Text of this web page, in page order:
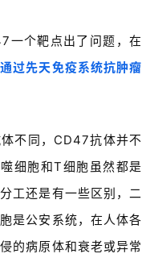
一个靶点出了问题，在
过先天免疫系统抗肿瘤
不同，CD47抗体并不
细胞和T细胞虽然都是
工还是有一些区别，二
是公安系统，在人体各
的病原体和衰老或异常